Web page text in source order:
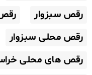
رقص سبزوار
رقص محلی سبزوار
رقص های محلی